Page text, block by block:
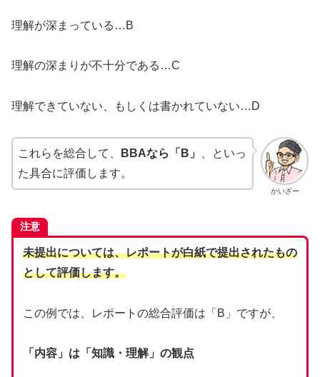
理解が深まっている…B
理解の深まりが不十分である…C
理解できていない、もしくは書かれていない…D
かいざー
これらを総合して、 BBAなら「B」
、といっ
た具合に評価します。
注意
未提出については、レポートが白紙で提出されたもの
として評価します。
この例では、レポートの総合評価は「B」ですが、
「内容」は「知識・理解」の観点